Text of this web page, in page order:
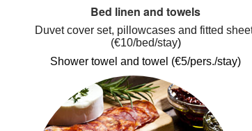
Bed linen and towels
Duvet cover set, pillowcases and fitted
(€10/bed/stay)
Shower towel and towel (€5/pers./stay)